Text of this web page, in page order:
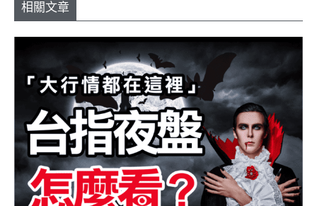
相關文章